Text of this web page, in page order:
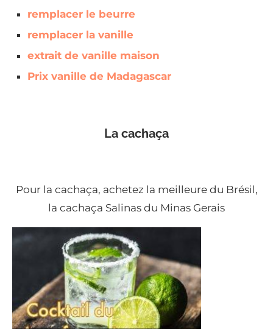
remplacer le beurre
remplacer la vanille
extrait de vanille maison
Prix vanille de Madagascar
La cachaça
Pour la cachaça, achetez la meilleure du Brésil,
la cachaça Salinas du Minas Gerais